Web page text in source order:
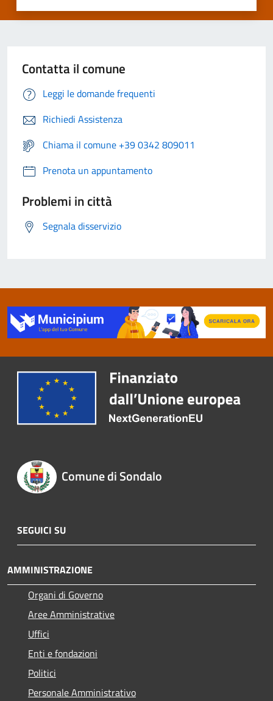
Contatta il comune
Leggi le domande frequenti
Richiedi Assistenza
Chiama il comune +39 0342 809011
Prenota un appuntamento
Problemi in città
Segnala disservizio
Comune di Sondalo
SEGUICI SU
AMMINISTRAZIONE
Organi di Governo
Aree Amministrative
Uffici
Enti e fondazioni
Politici
Personale Amministrativo